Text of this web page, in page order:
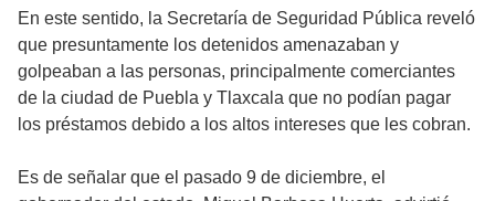
En este sentido, la Secretaría de Seguridad Pública reveló
que presuntamente los detenidos amenazaban y
golpeaban a las personas, principalmente comerciantes
de la ciudad de Puebla y Tlaxcala que no podían pagar
los préstamos debido a los altos intereses que les cobran.
Es de señalar que el pasado 9 de diciembre, el